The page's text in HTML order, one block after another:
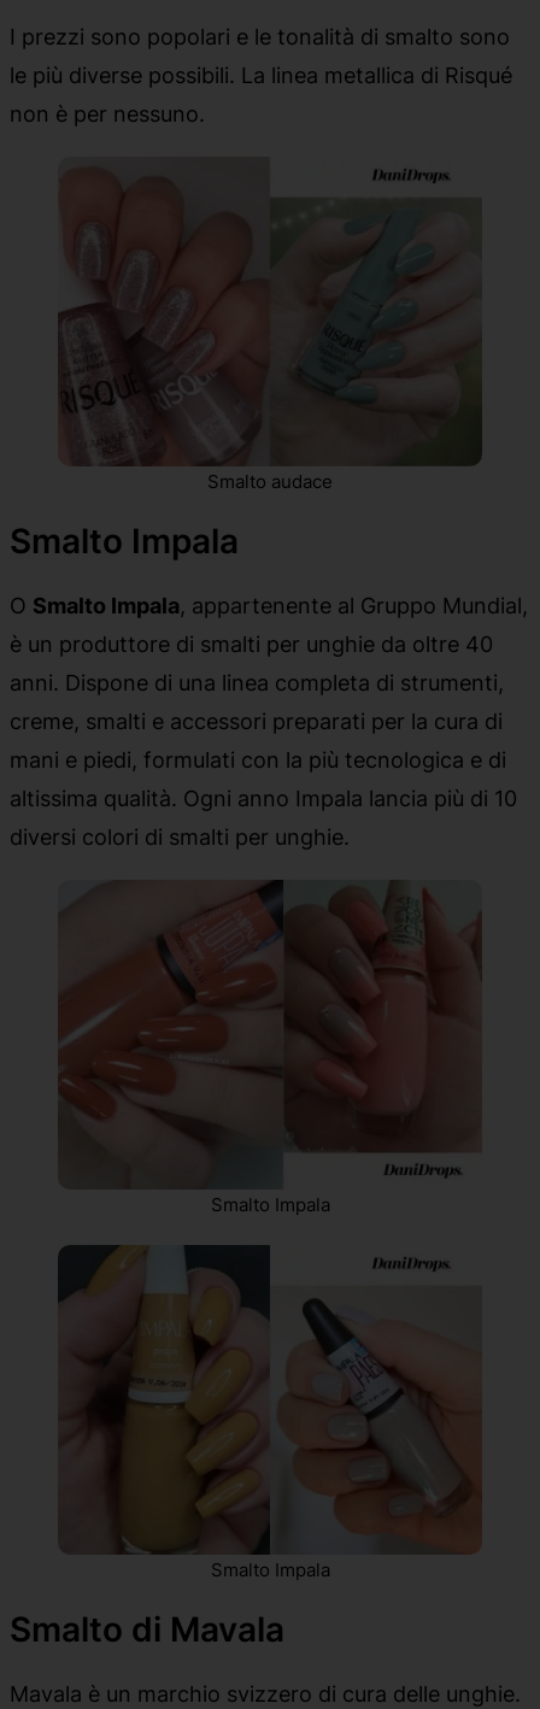
I prezzi sono popolari e le tonalità di smalto sono
le più diverse possibili. La linea metallica di Risqué
non è per nessuno.
Smalto audace
Smalto Impala
O Smalto Impala, appartenente al Gruppo Mundial,
è un produttore di smalti per unghie da oltre 40
anni. Dispone di una linea completa di strumenti,
creme, smalti e accessori preparati per la cura di
mani e piedi, formulati con la più tecnologica e di
altissima qualità. Ogni anno Impala lancia più di 10
diversi colori di smalti per unghie.
Smalto Impala
Smalto Impala
Smalto di Mavala
Mavala è un marchio svizzero di cura delle unghie.